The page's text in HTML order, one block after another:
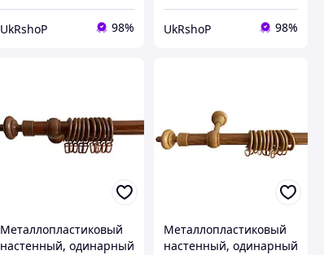
UkRshoP 98% UkRshoP 98%
Металлопластиковый
настенный, одинарный
Металлопластиковый
настенный, одинарный